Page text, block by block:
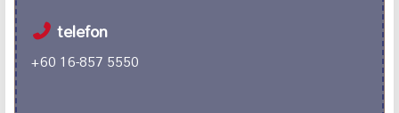
telefon
+60 16-857 5550